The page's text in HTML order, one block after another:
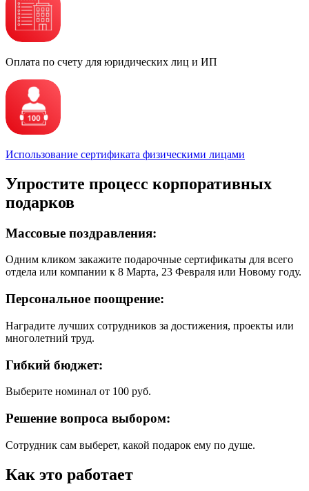
Оплата по счету для юридических лиц и ИП
Использование сертификата физическими лицами
Упростите процесс корпоративных
подарков
Массовые поздравления:
Одним кликом закажите подарочные сертификаты для всего
отдела или компании к 8 Марта, 23 Февраля или Новому году.
Персональное поощрение:
Наградите лучших сотрудников за достижения, проекты или
многолетний труд.
Гибкий бюджет:
Выберите номинал от 100 руб.
Решение вопроса выбором:
Сотрудник сам выберет, какой подарок ему по душе.
Как это работает